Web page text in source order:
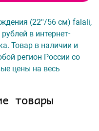
(22''/56 см) falali,
в интернет-
Товар в наличии и
регион России со
цены на весь
товары